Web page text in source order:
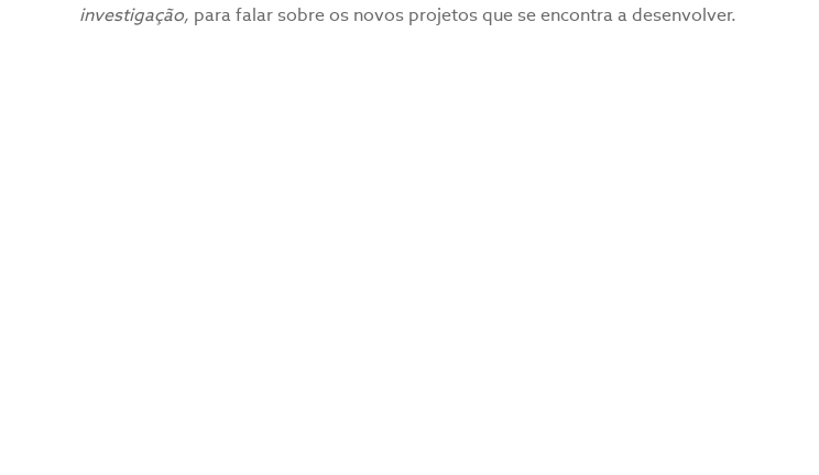
investigação, para falar sobre os novos projetos que se encontra a desenvolver.